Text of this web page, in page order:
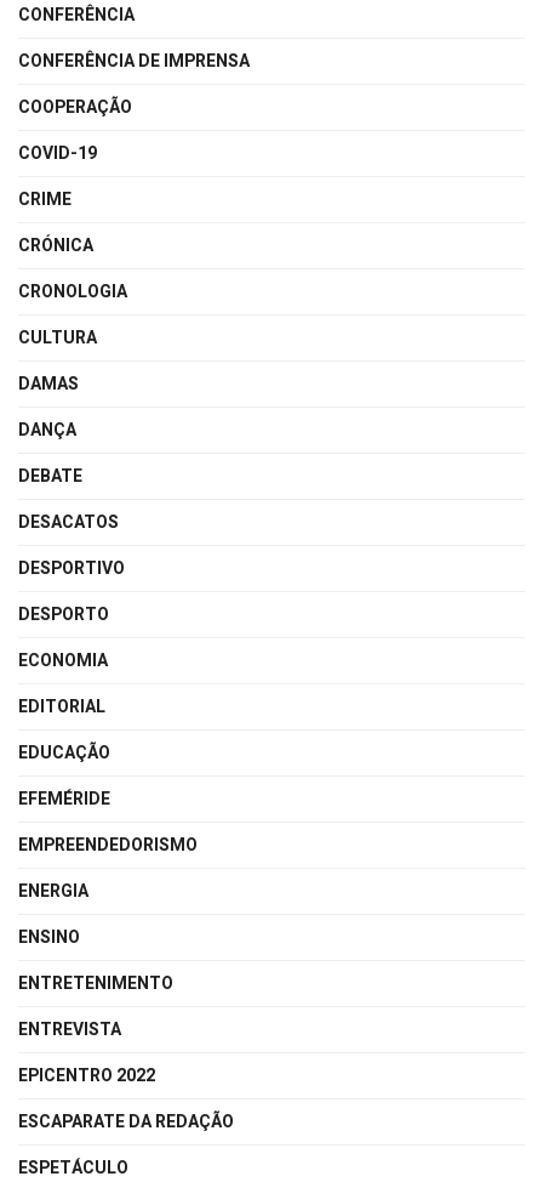
CONFERÊNCIA
CONFERÊNCIA DE IMPRENSA
COOPERAÇÃO
COVID-19
CRIME
CRÓNICA
CRONOLOGIA
CULTURA
DAMAS
DANÇA
DEBATE
DESACATOS
DESPORTIVO
DESPORTO
ECONOMIA
EDITORIAL
EDUCAÇÃO
EFEMÉRIDE
EMPREENDEDORISMO
ENERGIA
ENSINO
ENTRETENIMENTO
ENTREVISTA
EPICENTRO 2022
ESCAPARATE DA REDAÇÃO
ESPETÁCULO